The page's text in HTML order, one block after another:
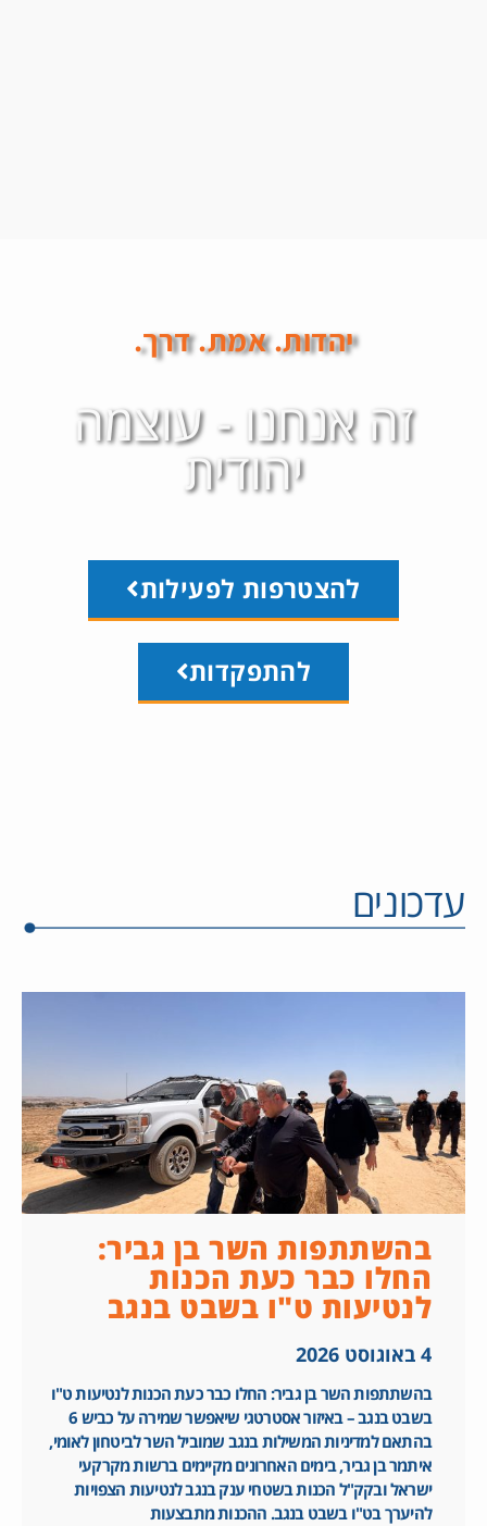
יהדות. אמת. דרך.
זה אנחנו - עוצמה
יהודית
להצטרפות לפעילות
להתפקדות
עדכונים
בהשתתפות השר בן גביר:
החלו כבר כעת הכנות
לנטיעות ט"ו בשבט בנגב
4 באוגוסט 2026
בהשתתפות השר בן גביר: החלו כבר כעת הכנות לנטיעות ט"ו
בשבט בנגב – באיזור אסטרטגי שיאפשר שמירה על כביש 6
בהתאם למדיניות המשילות בנגב שמוביל השר לביטחון לאומי,
איתמר בן גביר, בימים האחרונים מקיימים ברשות מקרקעי
ישראל ובקק"ל הכנות בשטחי ענק בנגב לנטיעות הצפויות
להיערך בט"ו בשבט בנגב. ההכנות מתבצעות